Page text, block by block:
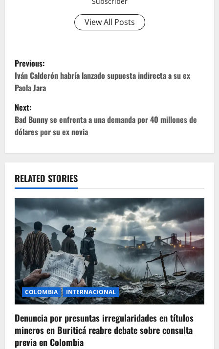
View All Posts
P
o
s
t
n
v
i
g
a
t
i
o
n
Previous:
Iván Calderón habría lanzado supuesta indirecta a su ex
Paola Jara
Next:
Bad Bunny se enfrenta a una demanda por 40 millones de
dólares por su ex novia
RELATED STORIES
COLOMBIA INTERNACIONAL
Denuncia por presuntas irregularidades en títulos
mineros en Buriticá reabre debate sobre consulta
previa en Colombia